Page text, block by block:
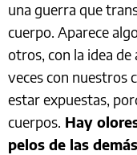
una guerra que
cuerpo. Aparece
otros, con la idea
veces con nuestros
estar expuestas,
cuerpos. Hay
pelos de las